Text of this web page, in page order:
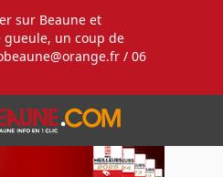
sur Beaune et
un coup de
/ 06